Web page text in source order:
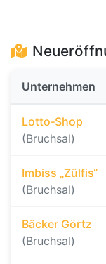
Unternehmen
Lotto‑Shop
(Bruchsal)
Imbiss „Zülfis“
(Bruchsal)
Bäcker Görtz
(Bruchsal)